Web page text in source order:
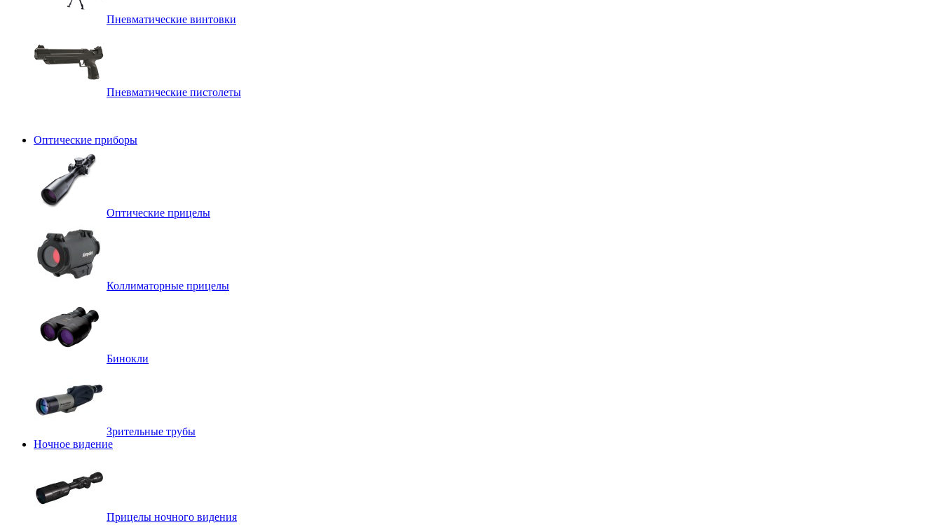
Пневматические винтовки
Пневматические пистолеты
Оптические приборы
Оптические прицелы
Коллиматорные прицелы
Бинокли
Зрительные трубы
Ночное видение
Прицелы ночного видения